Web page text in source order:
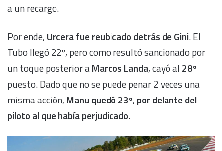
a un recargo.
Por ende, Urcera fue reubicado detrás de Gini. El
Tubo llegó 22º, pero como resultó sancionado por
un toque posterior aMarcos Landa, cayó al 28º
puesto. Dado que no se puede penar 2 veces una
misma acción, Manu quedó 23º, por delante del
piloto al que había perjudicado.